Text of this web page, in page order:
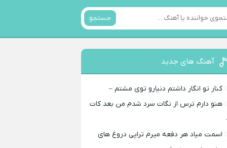
جستجو
آهنگ های جدید
کنار تو انگار داشتم دنیارو توی مشتم –
هنو دارم ترس از نگات سرد شدم من بعد کات
اسمت میاد هر دفعه میرم تراپی دروغ‌ های